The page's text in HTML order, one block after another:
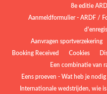
8e editie
Aanmeldformulier - ARDF /
Aanvragen sportverzekering
Booking Received
Cookies
Een combinatie van
Eens proeven - Wat heb je nodig
Internationale wedstrijden, wie